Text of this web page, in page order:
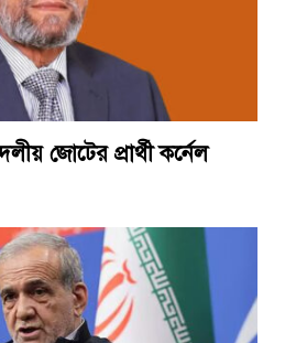
জোটের প্রার্থী কর্নেল